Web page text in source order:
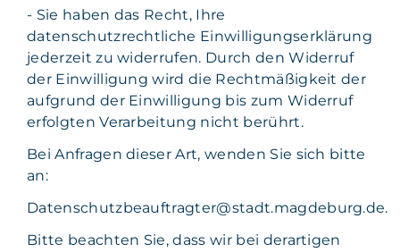
- Sie haben das Recht, Ihre
datenschutzrechtliche Einwilligungserklärung
jederzeit zu widerrufen. Durch den Widerruf
der Einwilligung wird die Rechtmäßigkeit der
aufgrund der Einwilligung bis zum Widerruf
erfolgten Verarbeitung nicht berührt.
Bei Anfragen dieser Art, wenden Sie sich bitte
an:
Datenschutzbeauftragter@stadt.magdeburg.de.
Bitte beachten Sie, dass wir bei derartigen